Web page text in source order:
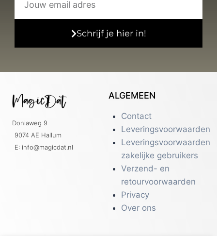
Schrijf je hier in!
Doniaweg 9
9074 AE Hallum
E: info@magicdat.nl
ALGEMEEN
Contact
Leveringsvoorwaarden
Leveringsvoorwaarden
zakelijke gebruikers
Verzend- en
retourvoorwaarden
Privacy
Over ons